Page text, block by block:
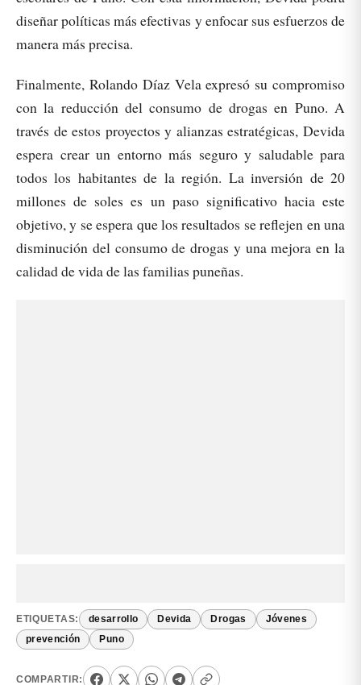
diseñar políticas más efectivas y enfocar sus esfuerzos de
manera más precisa.
Finalmente, Rolando Díaz Vela expresó su compromiso
con la reducción del consumo de drogas en Puno. A
través de estos proyectos y alianzas estratégicas, Devida
espera crear un entorno más seguro y saludable para
todos los habitantes de la región. La inversión de 20
millones de soles es un paso significativo hacia este
objetivo, y se espera que los resultados se reflejen en una
disminución del consumo de drogas y una mejora en la
calidad de vida de las familias puneñas.
ETIQUETAS: desarrollo Devida Drogas Jóvenes
prevención Puno
COMPARTIR: